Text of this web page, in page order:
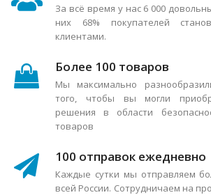
За всё время у нас 6 000
них 68% покупателей
клиентами.
Более 100 товаров
Мы максимально
того, чтобы вы могли
решения в области
товаров
100 отправок ежедневно
Каждые сутки мы отправляем
всей России. Сотрудничаем на